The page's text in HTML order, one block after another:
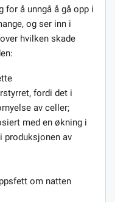
for å unngå å gå opp i
og ser inn i
hvilken skade
fordi det i
av celler;
med en økning i
produksjonen av
om natten